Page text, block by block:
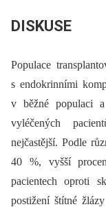
DISKUSE
Populace
s endokrinními
v běžné populaci
vyléčených
nejčastější. Podle
40 %, vyšší
pacientech oproti
postižení štítné